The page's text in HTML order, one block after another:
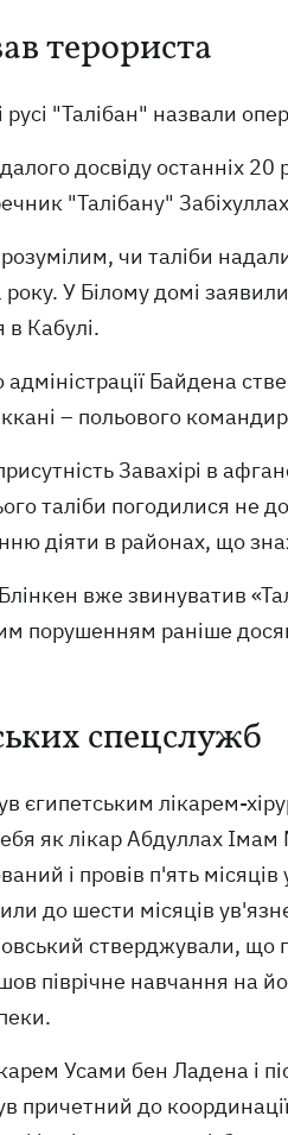
терориста
русі "Талібан" назвали
досвіду останніх
"Талібану"
чи таліби
року. У Білому домі
в Кабулі.
Байдена
– польового
Завахірі в
таліби погодилися не
діяти в районах, що
вже звинуватив
порушенням раніше
спецслужб
єгипетським лікарем-
як лікар Абдуллах
і провів п'ять
до шести місяців
стверджували, що
піврічне навчання на
Усами бен Ладена і
причетний до